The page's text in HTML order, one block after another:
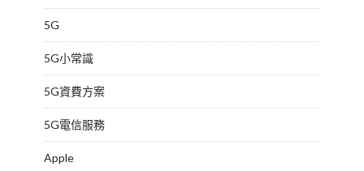
5G
5G小常識
5G資費方案
5G電信服務
Apple